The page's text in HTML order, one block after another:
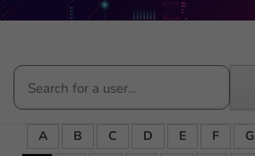
A B C D E F G